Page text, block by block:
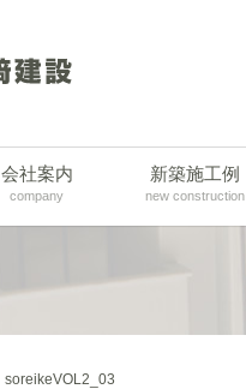
会社案内
company
新築施工例
new construction
soreikeVOL2_03